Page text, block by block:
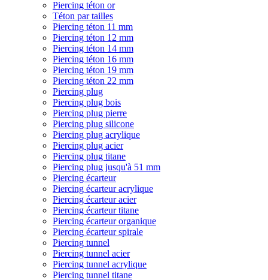
Piercing téton or
Téton par tailles
Piercing téton 11 mm
Piercing téton 12 mm
Piercing téton 14 mm
Piercing téton 16 mm
Piercing téton 19 mm
Piercing téton 22 mm
Piercing plug
Piercing plug bois
Piercing plug pierre
Piercing plug silicone
Piercing plug acrylique
Piercing plug acier
Piercing plug titane
Piercing plug jusqu'à 51 mm
Piercing écarteur
Piercing écarteur acrylique
Piercing écarteur acier
Piercing écarteur titane
Piercing écarteur organique
Piercing écarteur spirale
Piercing tunnel
Piercing tunnel acier
Piercing tunnel acrylique
Piercing tunnel titane